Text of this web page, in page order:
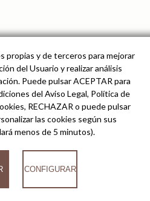
© 2026
por analiZe-AVISO LEGAL
POLÍTICA DE COOKIES
propias y de terceros para mejorar
del Usuario y realizar análisis
Puede pulsar ACEPTAR para
del Aviso Legal, Política de
RECHAZAR o puede pulsar
las cookies según sus
menos de 5 minutos).
CONFIGURAR